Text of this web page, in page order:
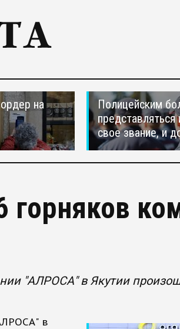
на
Полицейским
представляться
свое звание, и
горняков
"АЛРОСА" в Якутии
в